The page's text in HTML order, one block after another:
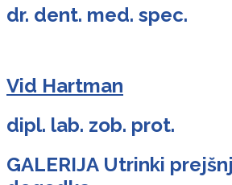
dr. dent. med. spec.
Vid Hartman
dipl. lab. zob. prot.
GALERIJAUtrinki